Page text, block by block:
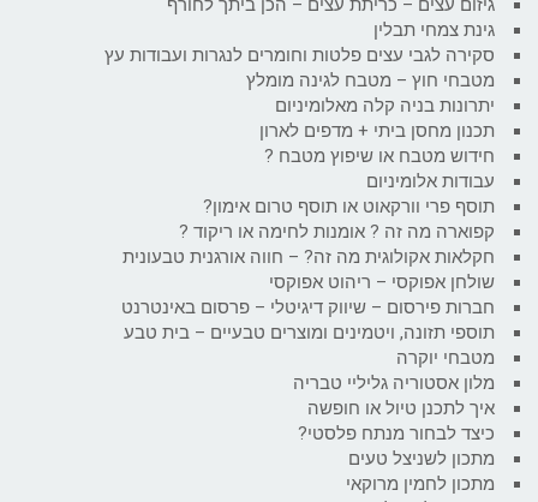
גיזום עצים – כריתת עצים – הכן ביתך לחורף
גינת צמחי תבלין
סקירה לגבי עצים פלטות וחומרים לנגרות ועבודות עץ
מטבחי חוץ – מטבח לגינה מומלץ
יתרונות בניה קלה מאלומיניום
תכנון מחסן ביתי + מדפים לארון
חידוש מטבח או שיפוץ מטבח ?
עבודות אלומיניום
תוסף פרי וורקאוט או תוסף טרום אימון?
קפוארה מה זה ? אומנות לחימה או ריקוד ?
חקלאות אקולוגית מה זה? – חווה אורגנית טבעונית
שולחן אפוקסי – ריהוט אפוקסי
חברות פירסום – שיווק דיגיטלי – פרסום באינטרנט
תוספי תזונה, ויטמינים ומוצרים טבעיים – בית טבע
מטבחי יוקרה
מלון אסטוריה גליליי טבריה
איך לתכנן טיול או חופשה
כיצד לבחור מנתח פלסטי?
מתכון לשניצל טעים
מתכון לחמין מרוקאי